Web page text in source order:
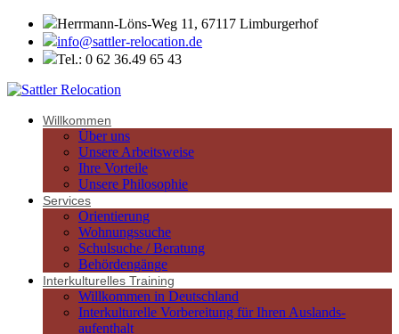
Herrmann-Löns-Weg 11, 67117 Limburgerhof
info@sattler-relocation.de
Tel.: 0 62 36.49 65 43
Willkommen
Über uns
Unsere Arbeitsweise
Ihre Vorteile
Unsere Philosophie
Services
Orientierung
Wohnungssuche
Schulsuche / Beratung
Behördengänge
Interkulturelles Training
Willkommen in Deutschland
Interkulturelle Vorbereitung für Ihren Auslands-
aufenthalt